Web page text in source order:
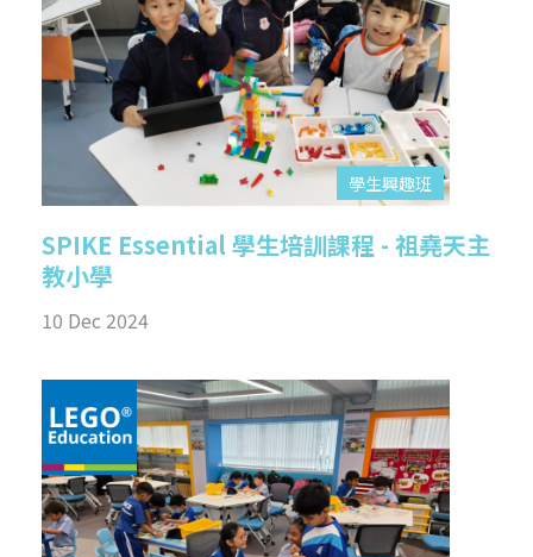
學生興趣班
SPIKE Essential 學生培訓課程 - 祖堯天主
教小學
10 Dec 2024